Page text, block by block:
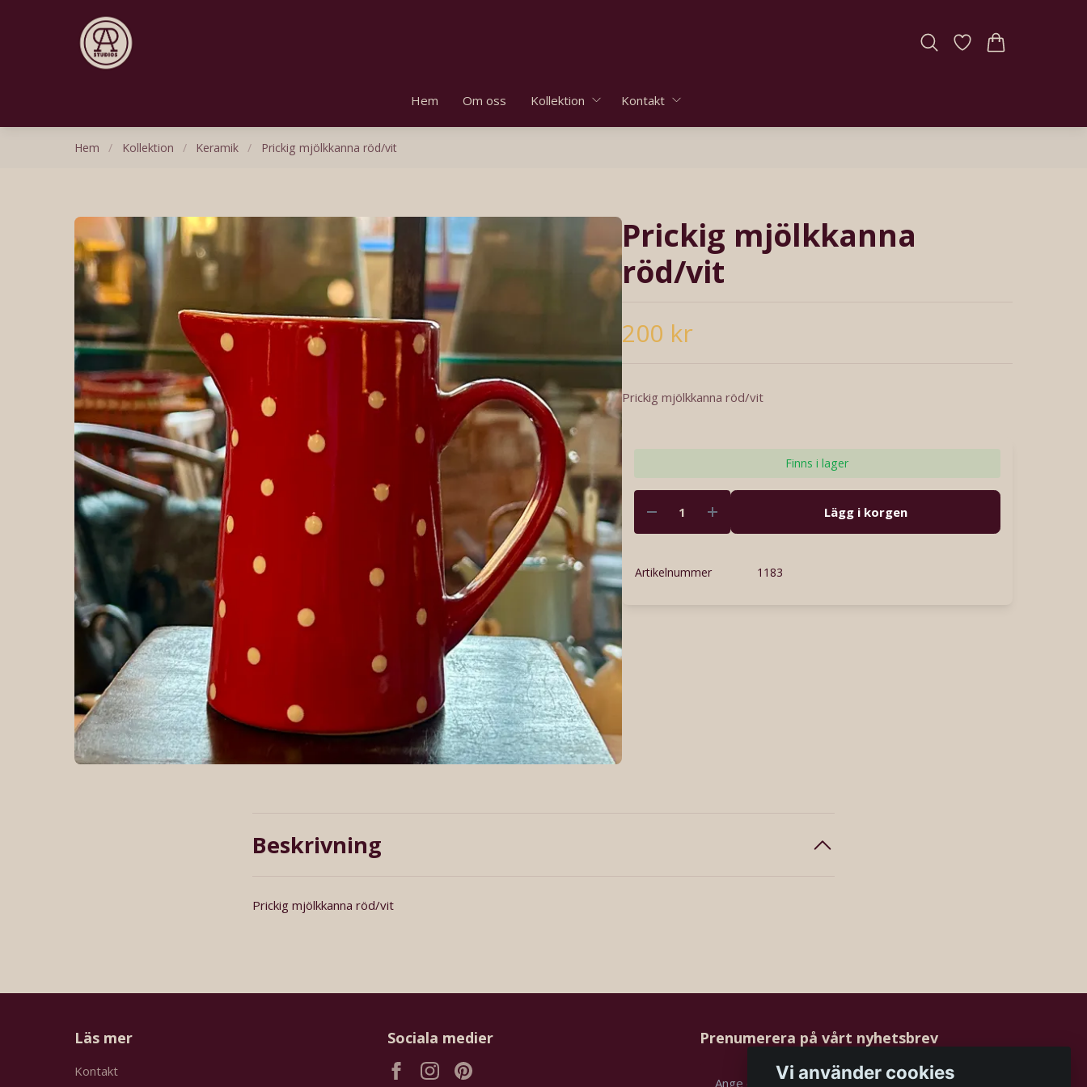
Hem Om oss Kollektion Kontakt
Hem / Kollektion / Keramik / Prickig mjölkkanna röd/vit
Prickig mjölkkanna
röd/vit
200 kr
Prickig mjölkkanna röd/vit
Finns i lager
Lägg i korgen
Artikelnummer 1183
Beskrivning
Prickig mjölkkanna röd/vit
Läs mer
Kontakt
Sociala medier Prenumerera på vårt nyhetsbrev
Prenumerera
Vi använder cookies